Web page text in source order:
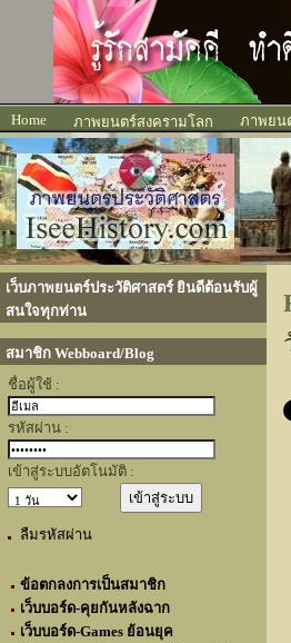
Home ภาพยนตร์สงครามโลก ภาพยน
เว็บภาพยนตร์ประวัติศาสตร์ ยินดีต้อนรับผู้
สนใจทุกท่าน
สมาชิก Webboard/Blog
ชื่อผู้ใช้ :
รหัสผ่าน :
เข้าสู่ระบบอัตโนมัติ :
ลืมรหัสผ่าน
ข้อตกลงการเป็นสมาชิก
เว็บบอร์ด-คุยกันหลังฉาก
เว็บบอร์ด-Games ย้อนยุค